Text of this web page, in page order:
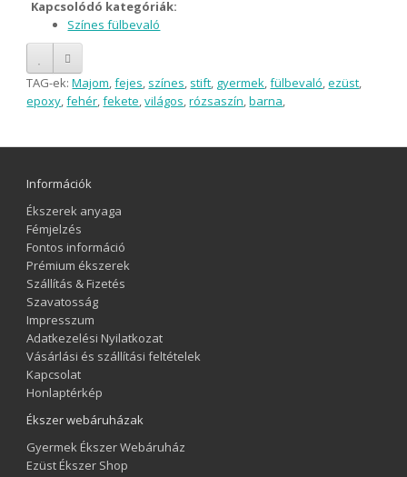
Kapcsolódó kategóriák:
Színes fülbevaló
TAG-ek:Majom,fejes, színes, stift, gyermek,fülbevaló,ezüst,
epoxy,fehér,fekete,világos,rózsaszín,barna,
Információk
Ékszerek anyaga
Fémjelzés
Fontos információ
Prémium ékszerek
Szállítás & Fizetés
Szavatosság
Impresszum
Adatkezelési Nyilatkozat
Vásárlási és szállítási feltételek
Kapcsolat
Honlaptérkép
Ékszer webáruházak
Gyermek Ékszer Webáruház
Ezüst Ékszer Shop